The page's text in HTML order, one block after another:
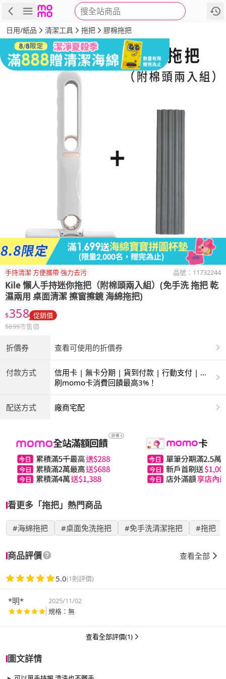
搜全站商品
商品 評價 詳情
日用/紙品 清潔工具 拖把 膠棉拖把
手持清潔 方便攜帶 強力去污 品號： 11732244
Kile懶人手持迷你拖把（附棉頭兩入組）(免手洗 拖把 乾
濕兩用 桌面清潔 擦窗擦鏡 海綿拖把)
$358 促銷價
$899市售價
折價券 查看可使用的折價券
付款方式
信用卡 | 無卡分期 | 貨到付款 | 行動支付 | 超
商付款 | ATM | 銀聯卡
刷momo卡消費回饋最高3%！
配送方式 廠商宅配
看更多「拖把」熱門商品
#海綿拖把 #桌面免洗拖把 #免手洗清潔拖把 #拖把
商品評價 查看全部
5.0(1則評價)
*明*
2025/11/02
規格：無
查看全部評價(1)
圖文詳情